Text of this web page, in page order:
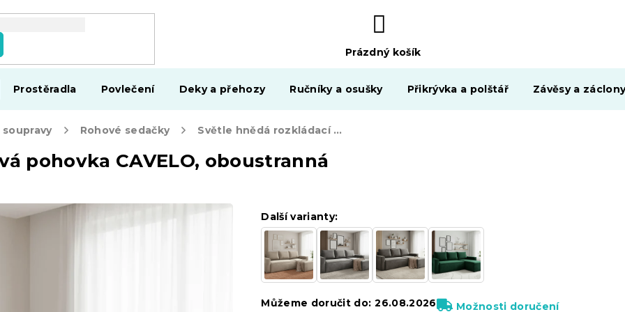
NÁKUPNÍ
KOŠÍK
Prázdný košík
Prostěradla Povlečení Deky a přehozy Ručníky a osušky Přikrývka a polštář Závěsy a
soupravy Rohové sedačky Světle hnědá rozkládací rohová pohovka CAVELO, oboustranná
pohovka CAVELO, oboustranná
Další varianty:
Můžeme doručit do: 26.08.2026 Možnosti doručení